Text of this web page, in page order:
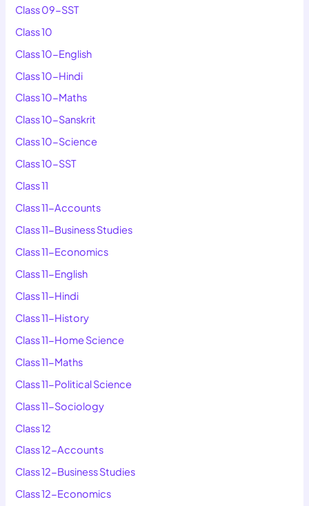
Class 09-SST
Class 10
Class 10-English
Class 10-Hindi
Class 10-Maths
Class 10-Sanskrit
Class 10-Science
Class 10-SST
Class 11
Class 11-Accounts
Class 11-Business Studies
Class 11-Economics
Class 11-English
Class 11-Hindi
Class 11-History
Class 11-Home Science
Class 11-Maths
Class 11-Political Science
Class 11-Sociology
Class 12
Class 12-Accounts
Class 12-Business Studies
Class 12-Economics